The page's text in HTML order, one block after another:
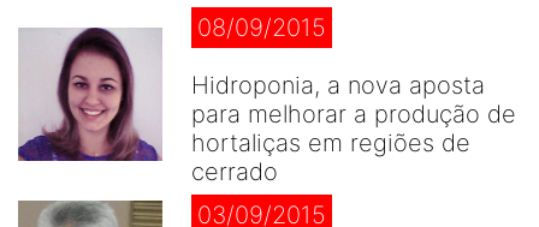
08/09/2015
Hidroponia, a nova aposta
para melhorar a produção de
hortaliças em regiões de
cerrado
03/09/2015